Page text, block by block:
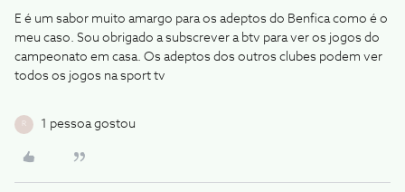
E é um sabor muito amargo para os adeptos do Benfica como é o
meu caso. Sou obrigado a subscrever a btv para ver os jogos do
campeonato em casa. Os adeptos dos outros clubes podem ver
todos os jogos na sport tv
R 1 pessoa gostou